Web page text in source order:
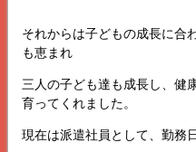
それからは子どもの成長に合
も恵まれ
三人の子ども達も成長し、健
育ってくれました。
現在は派遣社員として、勤務